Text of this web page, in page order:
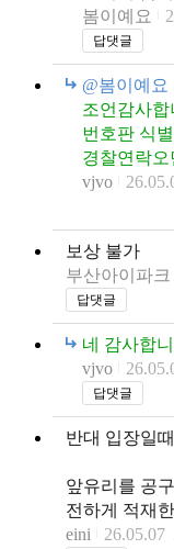
봄이예요
답댓글
@봄이예요
조언감사합
번호판 식
경찰연락
vjvo
보상 불가
부산아이파크
답댓글
네 감사합
vjvo
답댓글
반대 입장일
앞유리를 공
전하게 적재
eini
26.05.07